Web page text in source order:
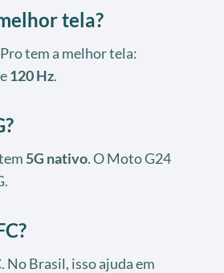
tela?
tem a melhor tela:
120 Hz.
5G nativo. O Moto G24
. No Brasil, isso ajuda em